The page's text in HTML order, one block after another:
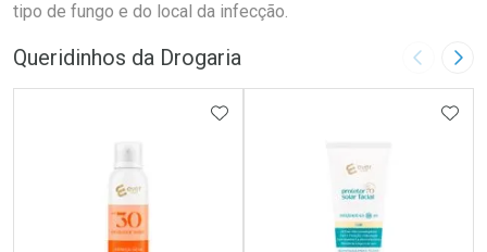
tipo de fungo e do local da infecção.
Queridinhos da Drogaria Imagem
ADICIONAR AOS FAVORITOS